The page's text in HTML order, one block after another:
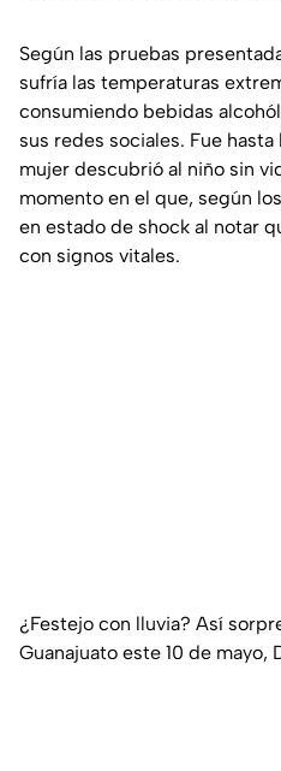
Según las pruebas
sufría las temperaturas
consumiendo bebidas
sus redes sociales. Fue
mujer descubrió al niño sin
momento en el que, según
en estado de shock al notar
con signos vitales.
¿Festejo con lluvia? Así
Guanajuato este 10 de mayo,